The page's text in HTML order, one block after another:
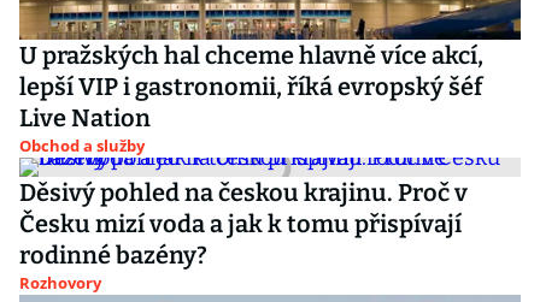
U pražských hal chceme hlavně více akcí,
lepší VIP i gastronomii, říká evropský šéf
Live Nation
Obchod a služby
Děsivý pohled na českou krajinu. Proč v
Česku mizí voda a jak k tomu přispívají
rodinné bazény?
Rozhovory